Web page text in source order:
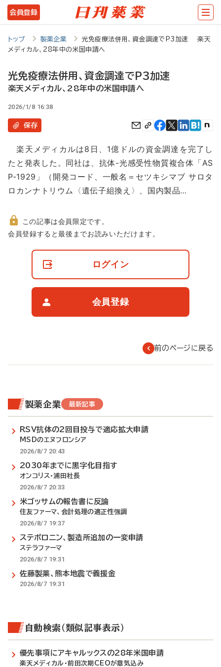
メ
イ
テ
ツ
に
動
会員登録
トップ 製薬企業
光免疫療法併用、資金調達でP3加速 楽天
メディカル、28年中の米国申請へ
光免疫療法併用、資金調達でP3加速
楽天メディカル、28年中の米国申請へ
2026/1/8 16:38
保存
楽天メディカルは8日、1億ドルの資金調達を完了し
たと発表した。同社は、抗体-光感受性物質複合体「AS
P-1929」（開発コード、一般名＝セツキシマブ サロタ
ロカンナトリウム〈遺伝子組換え〉、国内製品…
非
この記事は会員限定です。
会員登録すると最後までお読みいただけます。
ログイン
会員登録
前のページに戻る
製薬企業 最新記事
RSV抗体の2回目投与で適応拡大申請
MSDのエヌフロンシア
2026/8/7 20:43
2030年までに黒字化目指す
オンコリス・浦田社長
2026/8/7 20:33
米ゴッサムの報告書に反論
住友ファーマ、会計処理の適正性強調
2026/8/7 19:37
ステボロニン、製造所追加の一変申請
ステラファーマ
2026/8/7 19:31
佐藤製薬、熊本地震で義援金
2026/8/7 19:31
自動検索（類似記事表示）
優先事項にアキャルックスの28年米国申請
楽天メディカル・前田次期CEOが意気込み